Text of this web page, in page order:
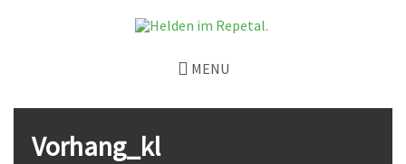
MENU
Vorhang_kl